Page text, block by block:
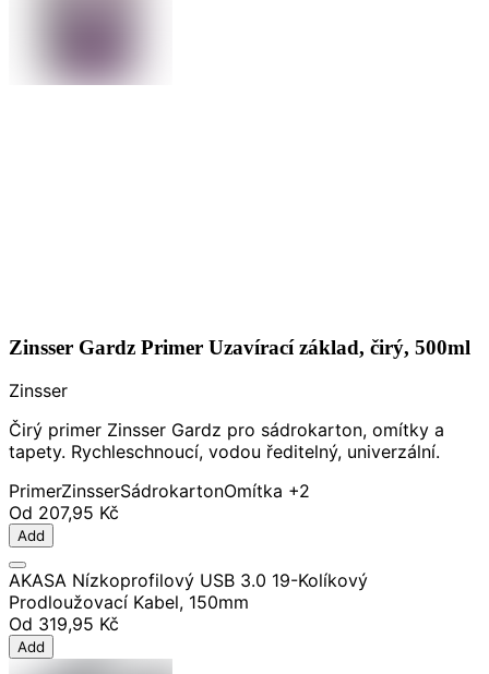
Zinsser Gardz Primer Uzavírací základ, čirý, 500ml
Zinsser
Čirý primer Zinsser Gardz pro sádrokarton, omítky a
tapety. Rychleschnoucí, vodou ředitelný, univerzální.
PrimerZinsserSádrokartonOmítka +2
Od 207,95 Kč
Add
AKASA Nízkoprofilový USB 3.0 19-Kolíkový
Prodloužovací Kabel, 150mm
Od 319,95 Kč
Add